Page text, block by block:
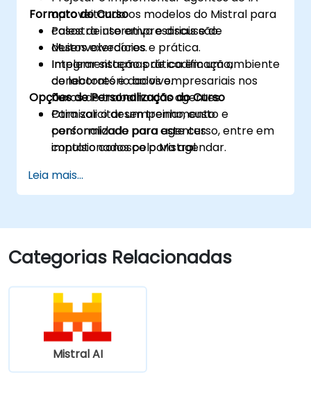
aproveitando os modelos do Mistral para
casos de uso empresariais e de
desenvolvedores.
Integrar sistemas de codificação,
conectores e dados empresariais nos
fluxos de trabalho dos agentes.
Otimizar o desempenho, custo e
conformidade para agentes
impulsionados pelo Mistral.
Formato do Curso
Palestra interativa e discussão.
Muitos exercícios e prática.
Implementação prática em um ambiente
de laboratório ao vivo.
Opções de Personalização do Curso
Para solicitar um treinamento
personalizado para este curso, entre em
contato conosco para agendar.
Leia mais...
Categorias Relacionadas
Mistral AI